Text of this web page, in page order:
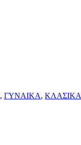
, ΓΥΝΑΙΚΑ, ΚΛΑΣΙΚΑ